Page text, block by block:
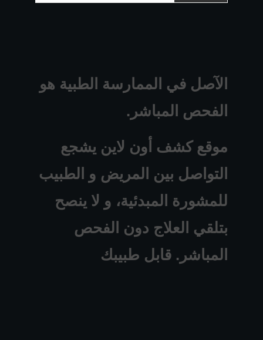
الآصل في الممارسة الطبية هو
الفحص المباشر.
موقع كشف أون لاين يشجع
التواصل بين المريض و الطبيب
للمشورة المبدئية، و لا ينصح
بتلقي العلاج دون الفحص
المباشر. قابل طبيبك